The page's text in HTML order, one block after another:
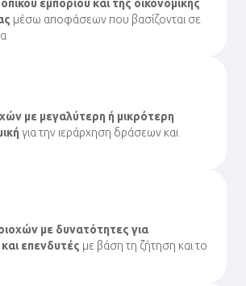
εμπορίου και της οικονομικής
μέσω αποφάσεων που βασίζονται σε
με μεγαλύτερη ή μικρότερη
για την ιεράρχηση δράσεων και
με δυνατότητες για
και επενδυτές με βάση τη ζήτηση και το